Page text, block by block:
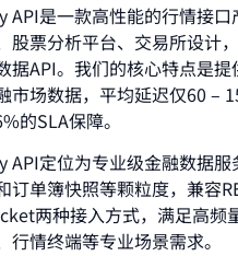
API是一款高性能的行情接口
股票分析平台、交易所设计
据API。我们的核心特点是
市场数据，平均延迟仅60 –
的SLA保障。
API定位为专业级金融数据服
订单簿快照等颗粒度，兼容
两种接入方式，满足高频
行情终端等专业场景需求。